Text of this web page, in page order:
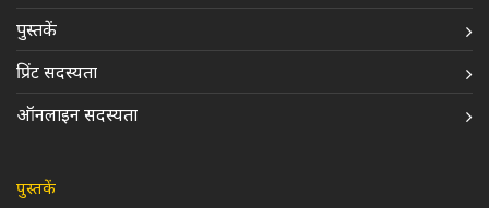
पुस्तकें
प्रिंट सदस्यता
ऑनलाइन सदस्यता
पुस्तकें